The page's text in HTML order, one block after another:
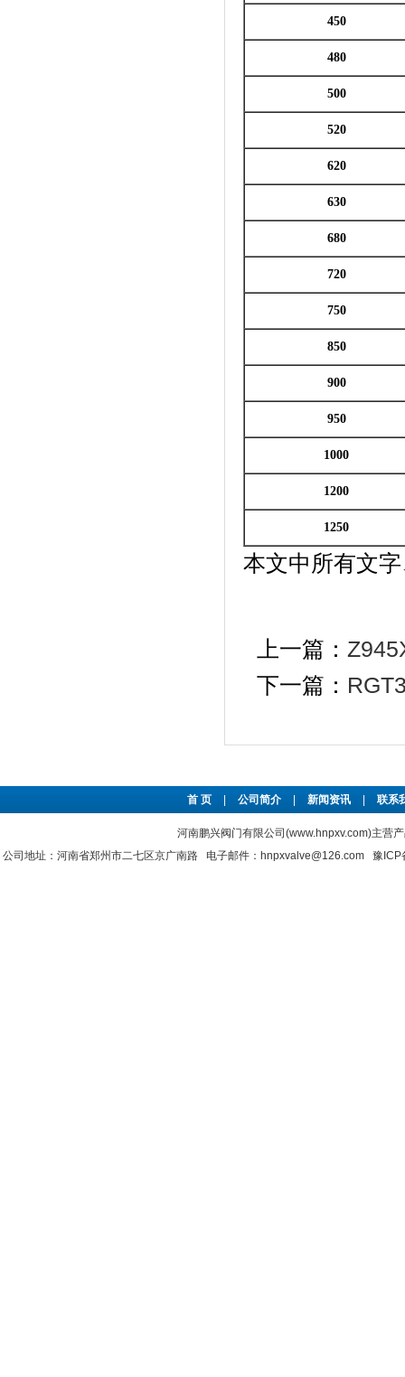
450
480
500
520
620
630
680
720
750
850
900
950
1000
1200
1250
本文中所有文
上一篇：
下一篇：
首 页 公司简介 新闻资讯 联系
河南鹏兴阀门有限公司(www.hnpxv.com)主营
公司地址：河南省郑州市二七区京广南路 电子邮件：hnpxvalve@126.com 豫ICP